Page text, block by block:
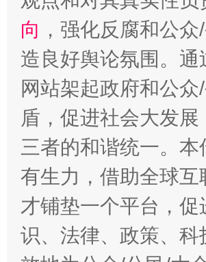
向 ，强化反腐和公
造良好舆论氛围。
网站架起政府和公
盾，促进社会大发
三者的和谐统一。
有生力，借助全球
才铺垫一个平台，
识、法律、政策、